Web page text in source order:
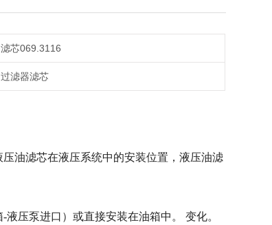
滤芯069.3116
过滤器滤芯
油滤芯在液压系统中的安装位置，液压油滤
压泵进口）或直接安装在油箱中。 变化。